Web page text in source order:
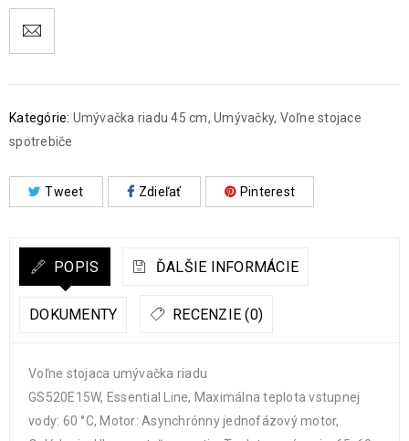
Kategórie: Umývačka riadu 45 cm, Umývačky, Voľne stojace
spotrebiče
Tweet Zdieľať Pinterest
POPIS ĎALŠIE INFORMÁCIE
DOKUMENTY RECENZIE (0)
Voľne stojaca umývačka riadu
GS520E15W, Essential Line, Maximálna teplota vstupnej
vody: 60 °C, Motor: Asynchrónny jednofázový motor,